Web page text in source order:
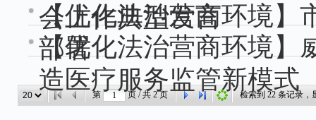
会上作典型发言
【优化法治营商环境】
部署
【优化法治营商环境】
造医疗服务监管新模式
第 页 / 共 2页 检索到 22 条记录，